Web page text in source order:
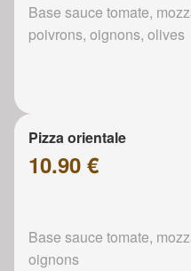
Base sauce tomate,
poivrons, oignons, olives
Pizza orientale
10.90 €
Base sauce tomate,
oignons